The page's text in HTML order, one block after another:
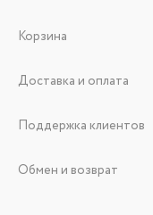
Корзина
Доставка и оплата
Поддержка клиентов
Обмен и возврат